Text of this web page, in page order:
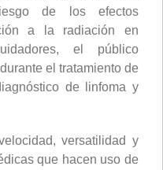
de los efectos
a la radiación en
el público
el tratamiento de
de linfoma y
versatilidad y
que hacen uso de